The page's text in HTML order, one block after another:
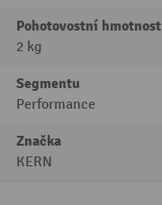
Pohotovostní hmotnost
2 kg
Segmentu
Performance
Značka
KERN